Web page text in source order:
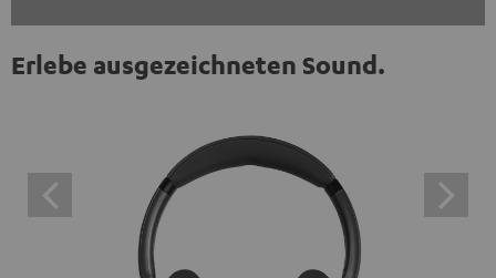
EINMALIG ZUSTIMMEN UND ANZEIGEN
Trustpilot‑Bewertungen sind externe Inhalte. Der
externe Inhalt kann hier mit nur einem Klick angezeigt
werden. Mit dem Anklicken des Inhalts wird zugestimmt,
dass externe Inhalte angezeigt werden. Dabei können
personenbezogene Daten an Drittplattformen
Erlebe ausgezeichneten Sound.